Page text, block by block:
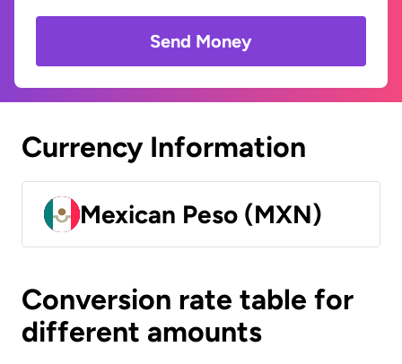
Send Money
Currency Information
Mexican Peso (MXN)
Conversion rate table for
different amounts